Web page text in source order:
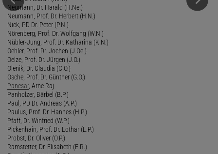
Neumann, Dr. Harald (H.Ne.)
Neumann, Prof. Dr. Herbert (H.N.)
Nick, PD Dr. Peter (P.N.)
Nörenberg, Prof. Dr. Wolfgang (W.N.)
Nübler-Jung, Prof. Dr. Katharina (K.N.)
Oehler, Prof. Dr. Jochen (J.Oe.)
Oelze, Prof. Dr. Jürgen (J.O.)
Olenik, Dr. Claudia (C.O.)
Osche, Prof. Dr. Günther (G.O.)
Panesar, Arne Raj
Panholzer, Bärbel (B.P.)
Paul, PD Dr. Andreas (A.P.)
Paulus, Prof. Dr. Hannes (H.P.)
Pfaff, Dr. Winfried (W.P.)
Pickenhain, Prof. Dr. Lothar (L.P.)
Probst, Dr. Oliver (O.P.)
Ramstetter, Dr. Elisabeth (E.R.)